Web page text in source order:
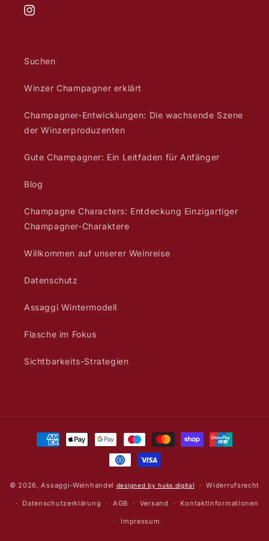
Instagram
Suchen
Winzer Champagner erklärt
Champagner-Entwicklungen: Die wachsende Szene
der Winzerproduzenten
Gute Champagner: Ein Leitfaden für Anfänger
Blog
Champagne Characters: Entdeckung Einzigartiger
Champagner-Charaktere
Willkommen auf unserer Weinreise
Datenschutz
Assaggi Wintermodell
Flasche im Fokus
Sichtbarkeits-Strategien
Zahlungsmethoden
© 2026,Assaggi-Weinhandel designed by huks.digital Widerrufsrecht
Datenschutzerklärung AGB Versand Kontaktinformationen
Impressum